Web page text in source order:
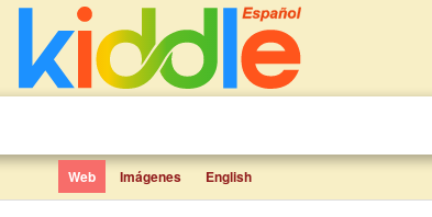
Web Imágenes English